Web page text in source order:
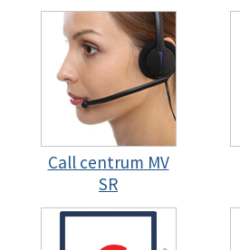
Call centrum MV
SR